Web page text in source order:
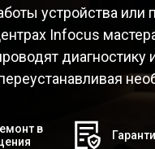
устройства или
Infocus
в